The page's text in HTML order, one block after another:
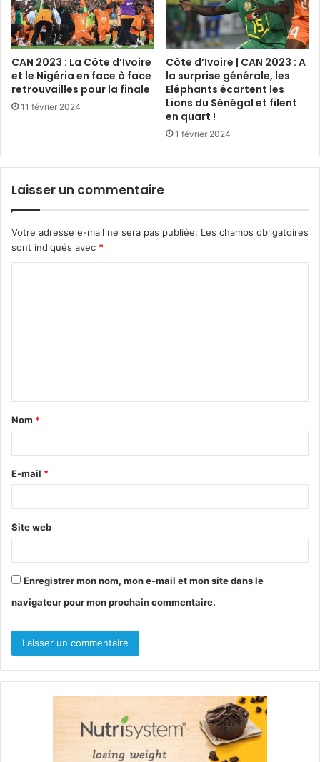
CAN 2023 : La Côte d’Ivoire
et le Nigéria en face à face
retrouvailles pour la finale
11 février 2024
Côte d’Ivoire | CAN 2023 : A
la surprise générale, les
Eléphants écartent les
Lions du Sénégal et filent
en quart !
1 février 2024
Laisser un commentaire
Votre adresse e-mail ne sera pas publiée. Les champs obligatoires
sont indiqués avec *
t
a
e
*
Nom *
E-mail *
Site web
Enregistrer mon nom, mon e-mail et mon site dans le
navigateur pour mon prochain commentaire.